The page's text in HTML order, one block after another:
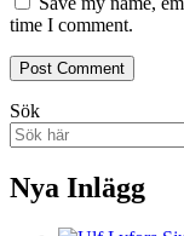
time I comment.
Sök
Nya Inlägg